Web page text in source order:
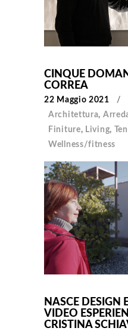
CINQUE
CORREA
22 Maggio 2021
Architettura,
Finiture, Living,
Wellness/fitness
NASCE DESIGN
VIDEO
CRISTINA